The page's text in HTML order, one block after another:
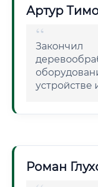
Артур
устройстве
Роман